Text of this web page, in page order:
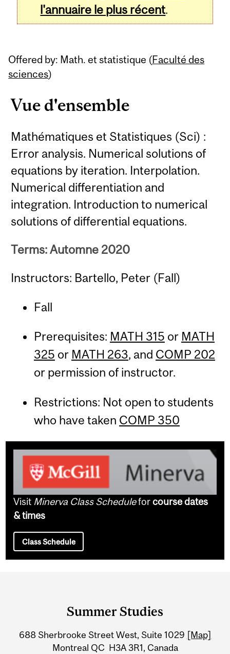
l'annuaire le plus récent.
Offered by: Math. et statistique (Faculté des
sciences)
Vue d'ensemble
Mathématiques et Statistiques (Sci) :
Error analysis. Numerical solutions of
equations by iteration. Interpolation.
Numerical differentiation and
integration. Introduction to numerical
solutions of differential equations.
Terms: Automne 2020
Instructors: Bartello, Peter (Fall)
Fall
Prerequisites: MATH 315 or MATH
325 or MATH 263, and COMP 202
or permission of instructor.
Restrictions: Not open to students
who have taken COMP 350
Visit Minerva Class Scheduleforcourse dates
& times
Class Schedule
Information
Summer Studies
688 Sherbrooke Street West, Suite 1029 [Map]
Montreal QC H3A 3R1, Canada